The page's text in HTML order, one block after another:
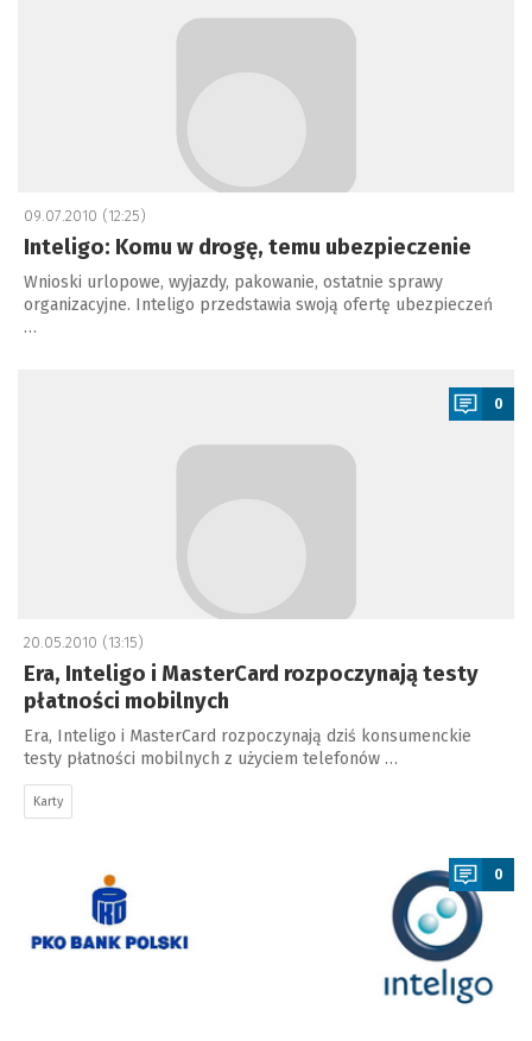
09.07.2010 (12:25)
Inteligo: Komu w drogę, temu ubezpieczenie
Wnioski urlopowe, wyjazdy, pakowanie, ostatnie sprawy
organizacyjne. Inteligo przedstawia swoją ofertę ubezpieczeń
…
0
20.05.2010 (13:15)
Era, Inteligo i MasterCard rozpoczynają testy
płatności mobilnych
Era, Inteligo i MasterCard rozpoczynają dziś konsumenckie
testy płatności mobilnych z użyciem telefonów …
Karty
0